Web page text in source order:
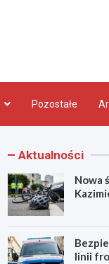
Pozostałe
Aktualności
Nowa
linii